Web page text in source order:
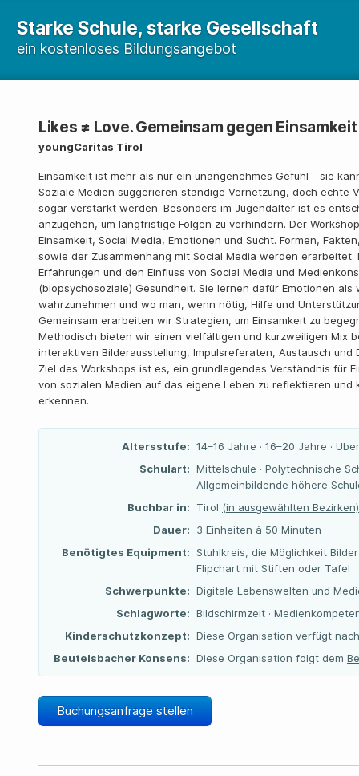
Starke Schule, starke Gesellschaft
ein kostenloses Bildungsangebot
Likes ≠ Love. Gemeinsam gegen Einsamkeit
youngCaritas Tirol
Einsamkeit ist mehr als nur ein unangenehmes Gefühl - sie
Soziale Medien suggerieren ständige Vernetzung, doch echte
sogar verstärkt werden. Besonders im Jugendalter ist es
anzugehen, um langfristige Folgen zu verhindern. Der
Einsamkeit, Social Media, Emotionen und Sucht. Formen,
sowie der Zusammenhang mit Social Media werden
Erfahrungen und den Einfluss von Social Media und
(biopsychosoziale) Gesundheit. Sie lernen dafür Emotionen
wahrzunehmen und wo man, wenn nötig, Hilfe und
Gemeinsam erarbeiten wir Strategien, um Einsamkeit zu
Methodisch bieten wir einen vielfältigen und kurzweiligen Mix
interaktiven Bilderausstellung, Impulsreferaten, Austausch
Ziel des Workshops ist es, ein grundlegendes Verständnis für
von sozialen Medien auf das eigene Leben zu reflektieren und
erkennen.
Altersstufe: 14–16 Jahre · 16–20 Jahre ·
Schulart: Mittelschule · Polytechnische
Allgemeinbildende höhere
Buchbar in:
Tirol (in ausgewählten Bezirken)
Dauer:
3 Einheiten à 50 Minuten
Benötigtes Equipment: Stuhlkreis, die Möglichkeit
Flipchart mit Stiften oder Tafel
Schwerpunkte: Digitale Lebenswelten und
Schlagworte: Bildschirmzeit ·
Kinderschutzkonzept: Diese Organisation verfügt
Beutelsbacher Konsens: Diese Organisation folgt dem
Buchungsanfrage stellen